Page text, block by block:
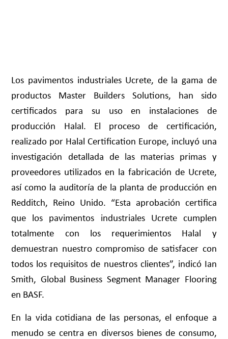
Los pavimentos industriales Ucrete, de la gama de
productos Master Builders Solutions, han sido
certificados para su uso en instalaciones de
producción Halal. El proceso de certificación,
realizado por Halal Certification Europe, incluyó una
investigación detallada de las materias primas y
proveedores utilizados en la fabricación de Ucrete,
así como la auditoría de la planta de producción en
Redditch, Reino Unido. “Esta aprobación certifica
que los pavimentos industriales Ucrete cumplen
totalmente con los requerimientos Halal y
demuestran nuestro compromiso de satisfacer con
todos los requisitos de nuestros clientes”, indicó Ian
Smith, Global Business Segment Manager Flooring
en BASF.
En la vida cotidiana de las personas, el enfoque a
menudo se centra en diversos bienes de consumo,